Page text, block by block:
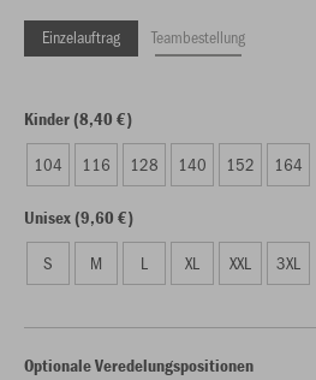
Einzelauftrag Teambestellung
Kinder (8,40 €)
104 116 128 140 152 164
Unisex (9,60 €)
S M L XL XXL 3XL
Optionale Veredelungspositionen